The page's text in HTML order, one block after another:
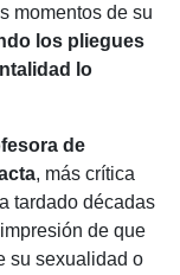
momentos de su
los pliegues
lo
de
, más crítica
tardado décadas
de que
su sexualidad o